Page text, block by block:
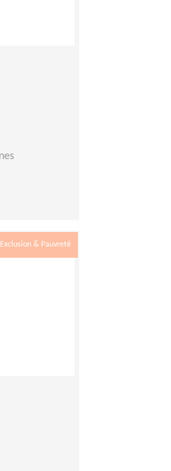
Exclusion & Pauvreté